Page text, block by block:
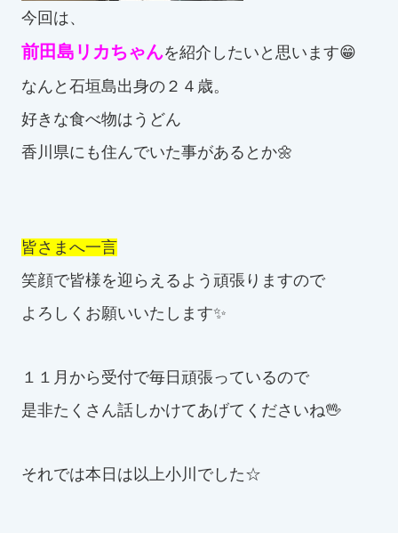
今回は、
前田島リカちゃんを紹介したいと思います😁
なんと石垣島出身の２４歳。
好きな食べ物はうどん
香川県にも住んでいた事があるとか🌼
皆さまへ一言
笑顔で皆様を迎らえるよう頑張りますので
よろしくお願いいたします✨
１１月から受付で毎日頑張っているので
是非たくさん話しかけてあげてくださいね🖖
それでは本日は以上小川でした☆